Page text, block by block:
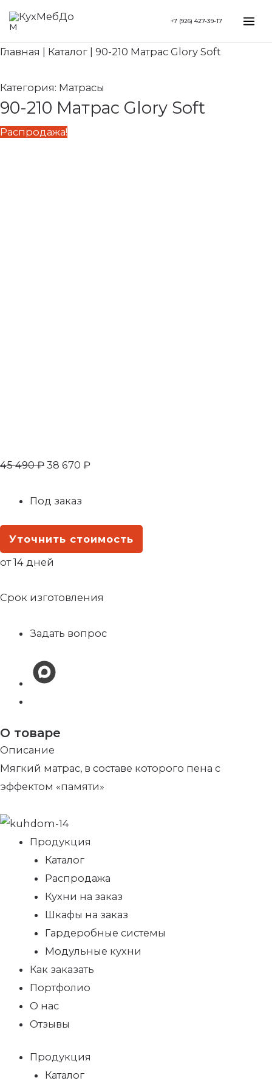
Перейти
содержимому
+7 (926) 427-39-17
Главная Каталог 90-210 Матрас Glory Soft
Категория: Матрасы
90-210 Матрас Glory Soft
Распродажа!
45 490₽
Первоначальная
составляла
490 ₽.
38 670 ₽
38
Под заказ
Уточнить стоимость
от 14 дней
Срок изготовления
Задать вопрос
О товаре
Описание
Мягкий матрас, в составе которого пена с
эффектом «памяти»
Продукция
Каталог
Распродажа
Кухни на заказ
Шкафы на заказ
Гардеробные системы
Модульные кухни
Как заказать
Портфолио
О нас
Отзывы
Продукция
Каталог
Search...